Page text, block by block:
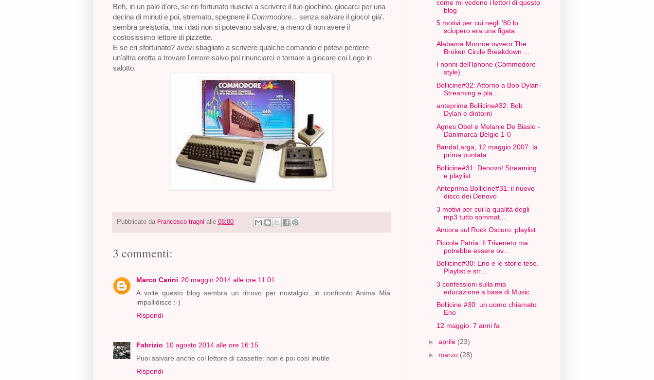
Beh, in un paio d'ore, se eri fortunato riuscivi a scrivere il tuo giochino, giocarci per una
decina di minuti e poi, stremato, spegnere il Commodore... senza salvare il gioco! gia'.
sembra preistoria, ma i dati non si potevano salvare, a meno di non avere il
costosissimo lettore di pizzette.
E se eri sfortunato? avevi sbagliato a scrivere qualche comando e potevi perdere
un'altra oretta a trovare l'errore salvo poi rinunciarci e tornare a giocare coi Lego in
salotto.
Pubblicato da Francesco tragni alle 08:00
3 commenti:
Marco Carini 20 maggio 2014 alle ore 11:01
A volte questo blog sembra un ritrovo per nostalgici...in confronto Anima Mia
impallidisce :-)
Rispondi
Fabrizio 10 agosto 2014 alle ore 16:15
Puoi salvare anche col lettore di cassette: non è poi così inutile
Rispondi
come mi vedono i lettori di questo
blog
5 motivi per cui negli '80 lo
sciopero era una figata
Alabama Monroe ovvero The
Broken Circle Breakdown ...
I nonni dell'Iphone (Commodore
style)
Bollicine#32: Attorno a Bob Dylan-
Streaming e pla...
anteprima Bollicine#32: Bob
Dylan e dintorni
Agnes Obel e Melanie De Biasio -
Danimarca-Belgio 1-0
BandaLarga, 12 maggio 2007: la
prima puntata
Bollicine#31: Denovo! Streaming
e playlist
Anteprima Bollicine#31: il nuovo
disco dei Denovo
3 motivi per cui la qualità degli
mp3 tutto sommat...
Ancora sul Rock Oscuro: playlist
Piccola Patria: Il Triveneto ma
potrebbe essere ov...
Bollicine#30: Eno e le storie tese.
Playlist e str...
3 confessioni sulla mia
educazione a base di Music...
Bollicine #30: un uomo chiamato
Eno
12 maggio. 7 anni fa
► aprile (23)
► marzo (28)